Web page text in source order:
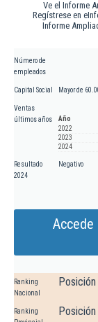
Ve el Informe
Regístrese en
Informe
Número de
empleados
Capital Social Mayor de
Ventas
últimos años
Año
2022
2023
2024
Resultado
2024
Negativo
Accede
Ranking
Nacional
Ranking